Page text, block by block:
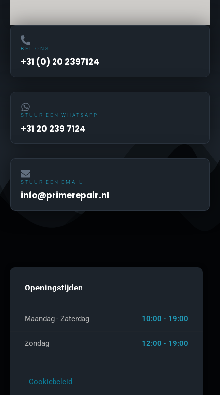
BEL ONS
+31 (0) 20 2397124
STUUR EEN WHATSAPP
+31 20 239 7124
STUUR EEN EMAIL
info@primerepair.nl
Openingstijden
Maandag - Zaterdag 10:00 - 19:00
Zondag 12:00 - 19:00
Cookiebeleid